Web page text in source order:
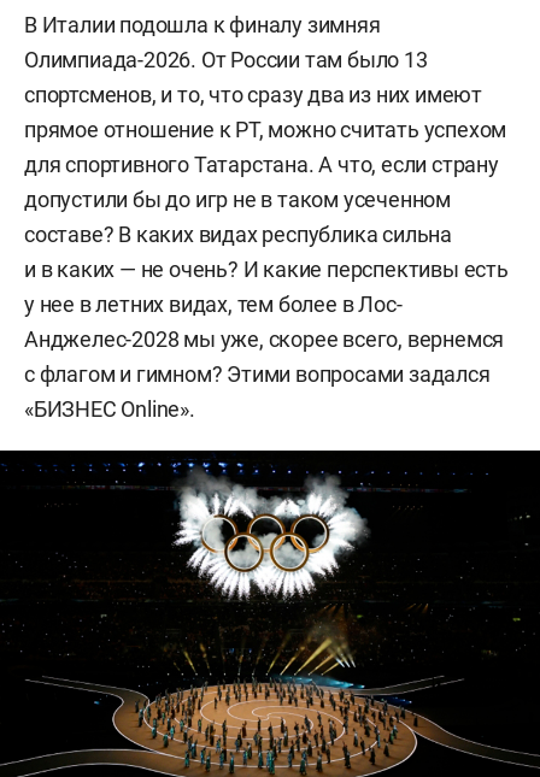
В Италии подошла к финалу зимняя
Олимпиада-2026. От России там было 13
спортсменов, и то, что сразу два из них имеют
прямое отношение к РТ, можно считать успехом
для спортивного Татарстана. А что, если страну
допустили бы до игр не в таком усеченном
составе? В каких видах республика сильна
и в каких — не очень? И какие перспективы есть
у нее в летних видах, тем более в Лос-
Анджелес-2028 мы уже, скорее всего, вернемся
с флагом и гимном? Этими вопросами задался
«БИЗНЕС Online».